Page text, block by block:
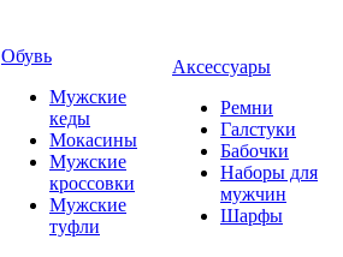
Обувь
Мужские
кеды
Мокасины
Мужские
кроссовки
Мужские
туфли
Аксессуары
Ремни
Галстуки
Бабочки
Наборы для
мужчин
Шарфы